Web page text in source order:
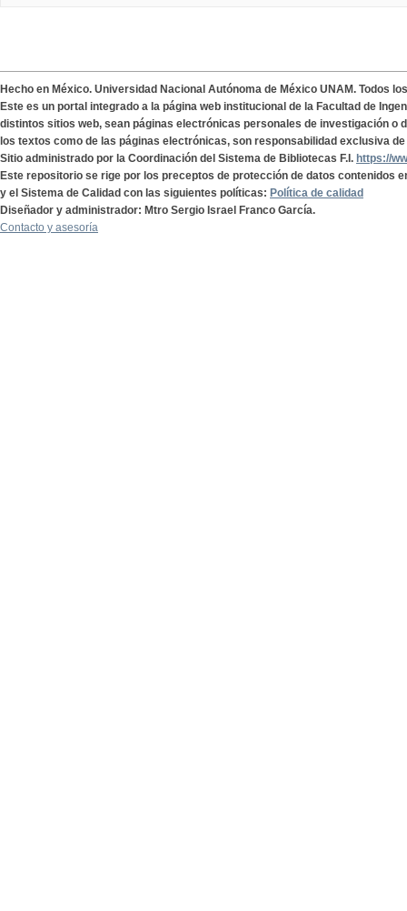
Hecho en México. Universidad Nacional Autónoma de México UNAM. Todos
Este es un portal integrado a la página web institucional de la Facultad de
distintos sitios web, sean páginas electrónicas personales de investigación o
los textos como de las páginas electrónicas, son responsabilidad exclusiva
Sitio administrado por la Coordinación del Sistema de Bibliotecas F.I. https://
Este repositorio se rige por los preceptos de protección de datos contenidos
y el Sistema de Calidad con las siguientes políticas: Política de calidad
Diseñador y administrador: Mtro Sergio Israel Franco García.
Contacto y asesoría